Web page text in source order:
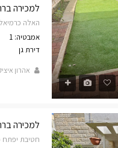
למכירה
האלה כרמיאל
אמבטיה: 1
דירת גן
אהרון
למכירה
חטיבת יפתח